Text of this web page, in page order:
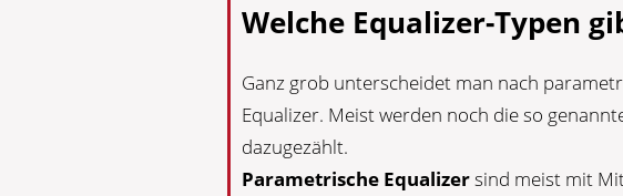
Welche Equalizer-Typen
Ganz grob unterscheidet man nach
Equalizer. Meist werden noch die so
dazugezählt.
Parametrische Equalizersind meist mit